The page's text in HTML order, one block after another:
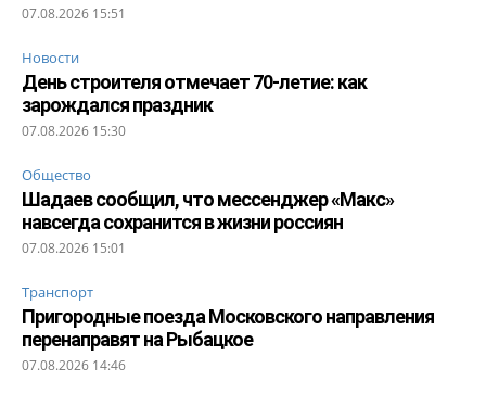
07.08.2026 15:51
Новости
День строителя отмечает 70-летие: как
зарождался праздник
07.08.2026 15:30
Общество
Шадаев сообщил, что мессенджер «Макс»
навсегда сохранится в жизни россиян
07.08.2026 15:01
Транспорт
Пригородные поезда Московского направления
перенаправят на Рыбацкое
07.08.2026 14:46